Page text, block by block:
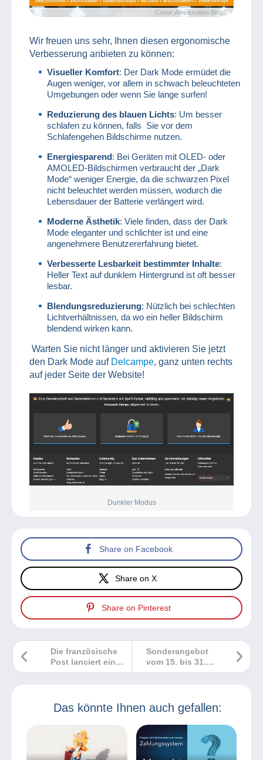
Cover Amélioration Blog2
Wir freuen uns sehr, Ihnen diesen ergonomische
Verbesserung anbieten zu können:
Visueller Komfort: Der Dark Mode ermüdet die
Augen weniger, vor allem in schwach beleuchteten
Umgebungen oder wenn Sie lange surfen!
Reduzierung des blauen Lichts: Um besser
schlafen zu können, falls Sie vor dem
Schlafengehen Bildschirme nutzen.
Energiesparend: Bei Geräten mit OLED- oder
AMOLED-Bildschirmen verbraucht der „Dark
Mode“ weniger Energie, da die schwarzen Pixel
nicht beleuchtet werden müssen, wodurch die
Lebensdauer der Batterie verlängert wird.
Moderne Ästhetik: Viele finden, dass der Dark
Mode eleganter und schlichter ist und eine
angenehmere Benutzererfahrung bietet.
Verbesserte Lesbarkeit bestimmter Inhalte:
Heller Text auf dunklem Hintergrund ist oft besser
lesbar.
Blendungsreduzierung: Nützlich bei schlechten
Lichtverhältnissen, da wo ein heller Bildschirm
blendend wirken kann.
Warten Sie nicht länger und aktivieren Sie jetzt
den Dark Mode auf Delcampe, ganz unten rechts
auf jeder Seite der Website!
Dunkler Modus
Share on Facebook
Share on X
Share on Pinterest
Sonderangebot
vom 15. bis 31.
Mai: 20 %
Plattformkosten
für Gegenstände
ab 100 €
Die französische
Post lanciert eine
Website für alle
Briefmarken aus
Frankreich.
Das könnte Ihnen auch gefallen: